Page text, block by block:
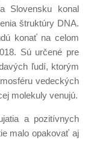
Slovensku konal
štruktúry DNA.
konať na celom
Sú určené pre
ľudí, ktorým
vedeckých
molekuly venujú.
a pozitívnych
malo opakovať aj